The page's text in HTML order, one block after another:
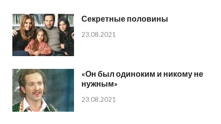
Секретные половины
23.08.2021
«Он был одиноким и никому не
нужным»
23.08.2021